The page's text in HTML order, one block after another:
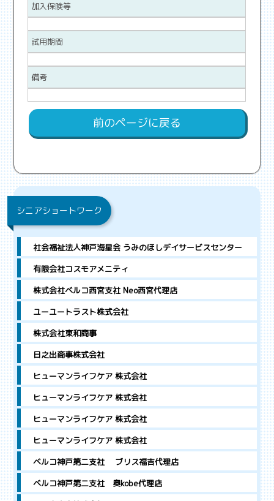
加入保険等
試用期間
備考
前のページに戻る
シニアショートワーク
社会福祉法人神戸海星会 うみのほしデイサービスセンター
有限会社コスモアメニティ
株式会社ベルコ西宮支社 Neo西宮代理店
ユーユートラスト株式会社
株式会社東和商事
日之出商事株式会社
ヒューマンライフケア 株式会社
ヒューマンライフケア 株式会社
ヒューマンライフケア 株式会社
ヒューマンライフケア 株式会社
ベルコ神戸第二支社 ブリス福吉代理店
ベルコ神戸第二支社 奥kobe代理店